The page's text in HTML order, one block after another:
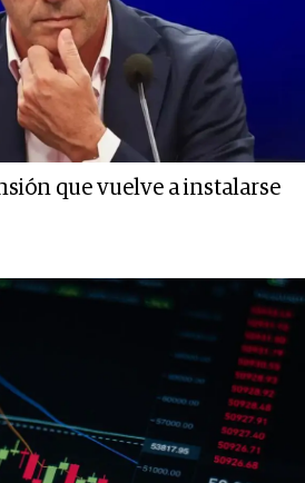
que vuelve a instalarse